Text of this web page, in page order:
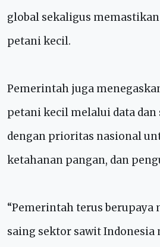
global sekaligus
petani kecil.
Pemerintah juga
petani kecil melalui data
dengan prioritas nasional
ketahanan pangan, dan
“Pemerintah terus berupaya
saing sektor sawit Indonesia